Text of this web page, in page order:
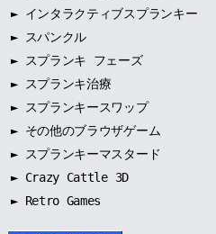
► インタラクティブスプランキー
►
スパンクル
►
スプランキ フェーズ
►
スプランキ治療
►
スプランキースワップ
► その他のブラウザゲーム
►
スプランキーマスタード
► Crazy Cattle 3D
► Retro Games